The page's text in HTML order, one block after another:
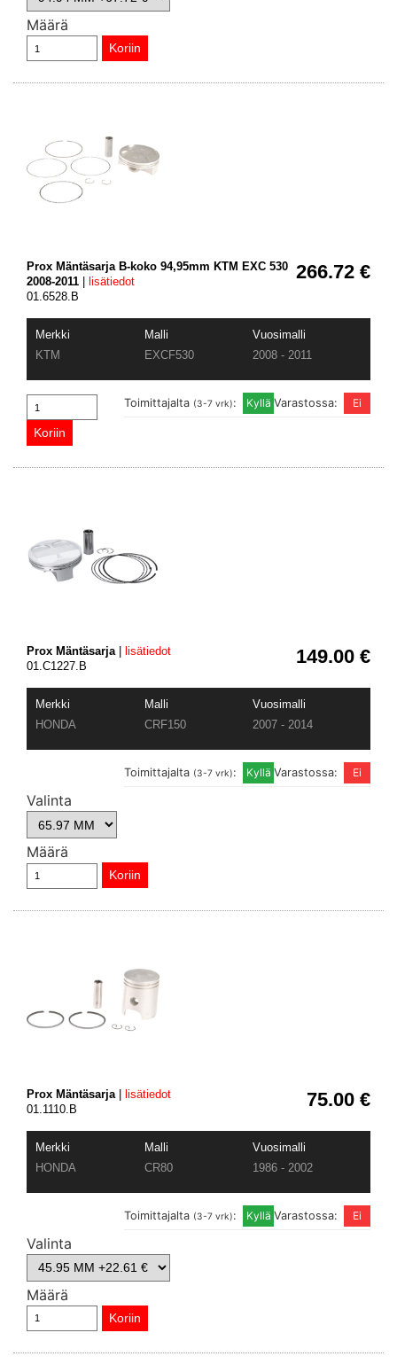
Määrä
266.72 €
Prox Mäntäsarja B-koko 94,95mm KTM EXC 530
2008-2011
lisätiedot
01.6528.B
Merkki Malli
Vuosimalli
KTM
EXCF530 2008 - 2011
Varastossa:
Toimittajalta (3-7 vrk):
149.00 €
Prox Mäntäsarja|
lisätiedot
01.C1227.B
Merkki Malli
Vuosimalli
HONDA
CRF150 2007 - 2014
Varastossa:
Toimittajalta (3-7 vrk):
Valinta
Määrä
75.00 €
Prox Mäntäsarja | lisätiedot
01.1110.B
Merkki Malli
Vuosimalli
HONDA
CR80 1986 - 2002
Varastossa:
Toimittajalta (3-7 vrk):
Valinta
Määrä